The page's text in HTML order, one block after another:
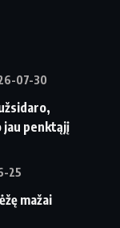
07-30
jau penktąjį
25
mažai